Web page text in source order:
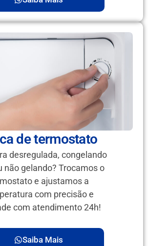
de termostato
desregulada, congelando
não gelando? Trocamos o
e ajustamos a
com precisão e
com atendimento 24h!
Saiba Mais